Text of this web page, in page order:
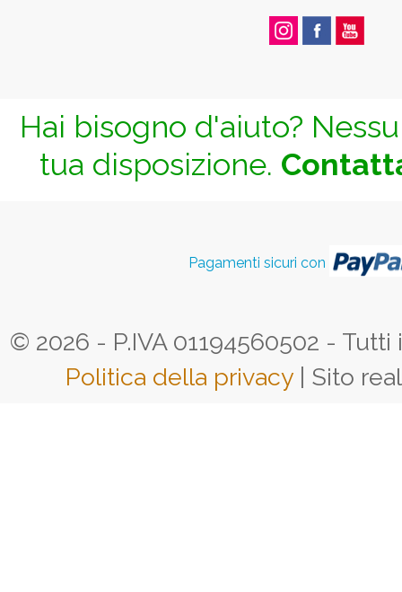
Hai bisogno d'aiuto?
tua disposizione.
Pagamenti sicuri con
© 2026 - P.IVA 01194560502 -
Politica della privacy | Sito